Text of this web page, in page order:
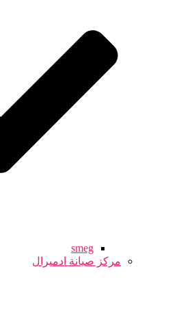
smeg
مركز صيانة ادميرال